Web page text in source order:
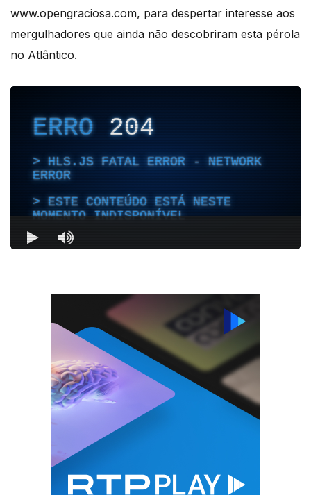
www.opengraciosa.com, para despertar interesse aos
mergulhadores que ainda não descobriram esta pérola
no Atlântico.